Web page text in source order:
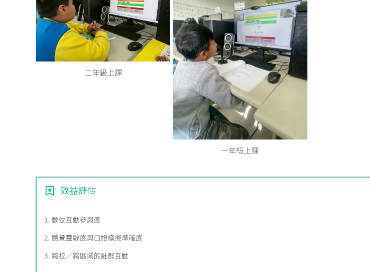
二年級上課
一年級上課
效益評估
1. 數位互動參與度
2. 聽覺靈敏度與口語模擬準確度
3. 跨校／跨區域的社群互動